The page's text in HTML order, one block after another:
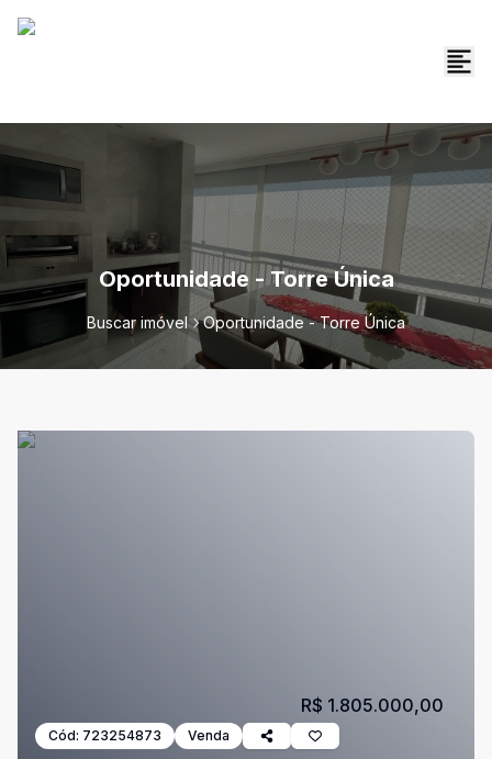
Oportunidade - Torre Única
Buscar imóvel Oportunidade - Torre Única
Cód: 723254873 Venda
R$ 1.805.000,00